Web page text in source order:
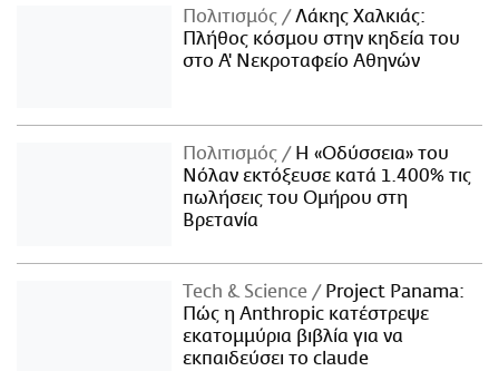
Πολιτισμός
Λάκης Χαλκιάς:
Πλήθος κόσμου στην κηδεία του
στο Α' Νεκροταφείο Αθηνών
Πολιτισμός
Η «Οδύσσεια» του
Νόλαν εκτόξευσε κατά 1.400% τις
πωλήσεις του Ομήρου στη
Βρετανία
Τech & Science
Project Panama:
Πώς η Anthropic κατέστρεψε
εκατομμύρια βιβλία για να
εκπαιδεύσει το claude